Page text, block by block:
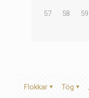
57
58 59
Flokkar Tög